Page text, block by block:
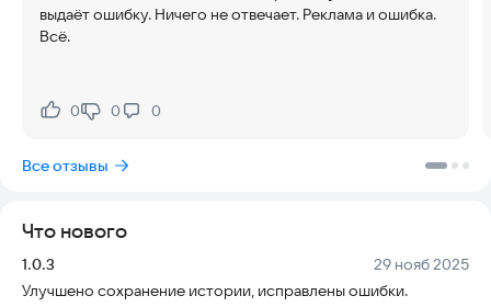
Все данные у вас: Ваши чаты и запросы никогда не покидают
Задавайте вопросы на любые темы.
Храните историю ваших чатов локально.
выдаёт ошибку. Ничего не отвечает. Реклама и ошибка.
Всё.
Нравится:
0Не нравится:
0 0
Все отзывы
Что нового
Версия:
1.0.3 Дата:
29 нояб 2025
Улучшено сохранение истории, исправлены ошибки.